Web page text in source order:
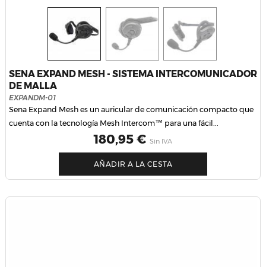
SENA EXPAND MESH - SISTEMA INTERCOMUNICADOR
DE MALLA
EXPANDM-01
Sena Expand Mesh es un auricular de comunicación compacto que
cuenta con la tecnología Mesh Intercom™ para una fácil...
Precio
180,95 € Sin IVA
AÑADIR A LA CESTA